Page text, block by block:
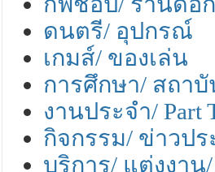
ดนตรี/ อุปกรณ์
เกมส์/ ของเล่น
การศึกษา/ สถา
งานประจำ/ Part
กิจกรรม/ ข่าวป
บริการ/ แต่งงาน